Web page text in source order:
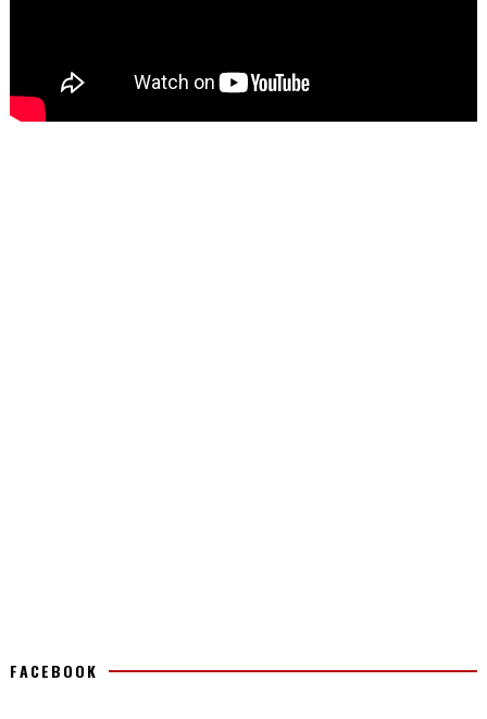
FACEBOOK